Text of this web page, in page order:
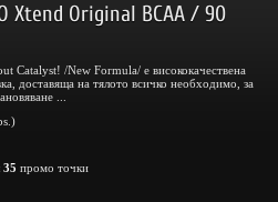
Xtend Original BCAA / 90
Catalyst! /New Formula/ е висококачествена
доставяща на тялото всичко необходимо, за
...
35 промо точки